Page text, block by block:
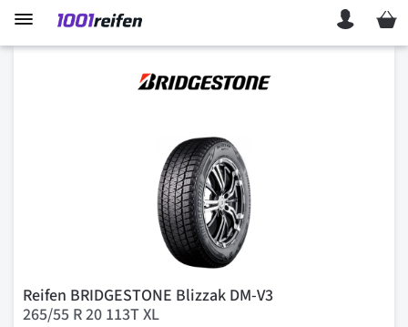
Mein
Reifen BRIDGESTONE Blizzak DM-V3
265/55 R 20 113T XL